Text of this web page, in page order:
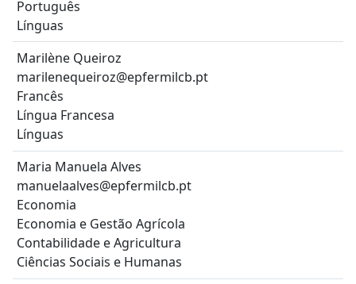
Português
Línguas
Marilène Queiroz
marilenequeiroz@epfermilcb.pt
Francês
Língua Francesa
Línguas
Maria Manuela Alves
manuelaalves@epfermilcb.pt
Economia
Economia e Gestão Agrícola
Contabilidade e Agricultura
Ciências Sociais e Humanas